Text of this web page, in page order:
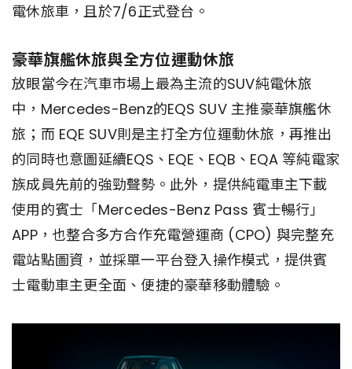
電休旅車，且於7/6正式登台。
豪華旗艦休旅與全方位運動休旅
放眼當今在汽車市場上最為主流的SUV純電休旅
中，Mercedes-Benz的EQS SUV 主推豪華旗艦休
旅；而 EQE SUV則是主打全方位運動休旅，再推出
的同時也意圖延續EQS、EQE、EQB、EQA 等純電家
族成員先前的強勁聲勢。此外，提供純電車主下載
使用的賓士「Mercedes-Benz Pass 賓士暢行」
APP，也整合多方合作充電營運商 (CPO) 與完整充
電站點圖資，並採單一平台登入操作模式，提供賓
士電動車主更全面、便捷的豪華移動體驗。